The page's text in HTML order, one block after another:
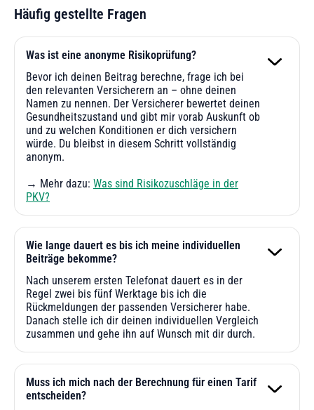
Häufig gestellte Fragen
Was ist eine anonyme Risikoprüfung?
Bevor ich deinen Beitrag berechne, frage ich bei
den relevanten Versicherern an – ohne deinen
Namen zu nennen. Der Versicherer bewertet deinen
Gesundheitszustand und gibt mir vorab Auskunft ob
und zu welchen Konditionen er dich versichern
würde. Du bleibst in diesem Schritt vollständig
anonym.
→ Mehr dazu: Was sind Risikozuschläge in der
PKV?
Wie lange dauert es bis ich meine individuellen
Beiträge bekomme?
Nach unserem ersten Telefonat dauert es in der
Regel zwei bis fünf Werktage bis ich die
Rückmeldungen der passenden Versicherer habe.
Danach stelle ich dir deinen individuellen Vergleich
zusammen und gehe ihn auf Wunsch mit dir durch.
Muss ich mich nach der Berechnung für einen Tarif
entscheiden?